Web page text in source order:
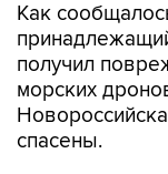
Как
получил
морских
спасены.